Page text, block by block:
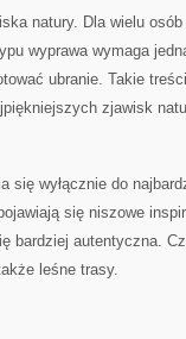
natury. Dla wielu osób
wyprawa wymaga
ubranie. Takie
zjawisk
się wyłącznie do
się niszowe
bardziej autentyczna.
leśne trasy.